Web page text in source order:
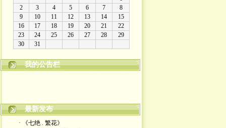
我的公告栏
热爱生活，分享生活，体味人生，分享人生。
最新发布
· 《七绝 . 繁花》